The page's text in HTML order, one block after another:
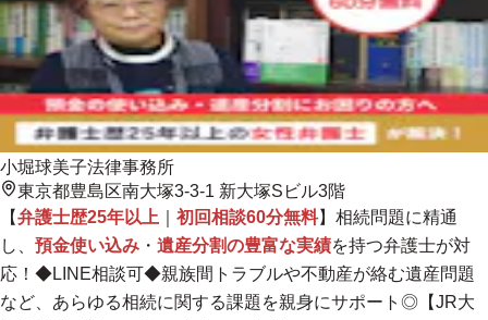
小堀球美子法律事務所
東京都豊島区南大塚3-3-1 新大塚Sビル3階
【弁護士歴25年以上 初回相談60分無料】相続問題に精通
し、 預金使い込み ・ 遺産分割の豊富な実績を持つ弁護士が対
応！◆LINE相談可◆親族間トラブルや不動産が絡む遺産問題
など、あらゆる相続に関する課題を親身にサポート◎ 【JR大